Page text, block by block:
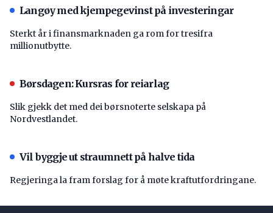
Langøy med kjempegevinst på investeringar
Sterkt år i finansmarknaden ga rom for tresifra
millionutbytte.
Børsdagen: Kursras for reiarlag
Slik gjekk det med dei børsnoterte selskapa på
Nordvestlandet.
Vil byggje ut straumnett på halve tida
Regjeringa la fram forslag for å møte kraftutfordringane.